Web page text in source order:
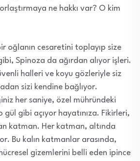
ne hakkı var? O kim
oğlanın cesaretini toplayıp size
Spinoza da ağırdan alıyor işleri.
halleri ve koyu gözleriyle siz
sizi kendine bağlıyor.
her saniye, özel mühründeki
gibi açıyor hayatınıza. Fikirleri,
katman. Her katman, altında
Bu kalın katmanlar arasında,
gizemlerini belli eden ipince